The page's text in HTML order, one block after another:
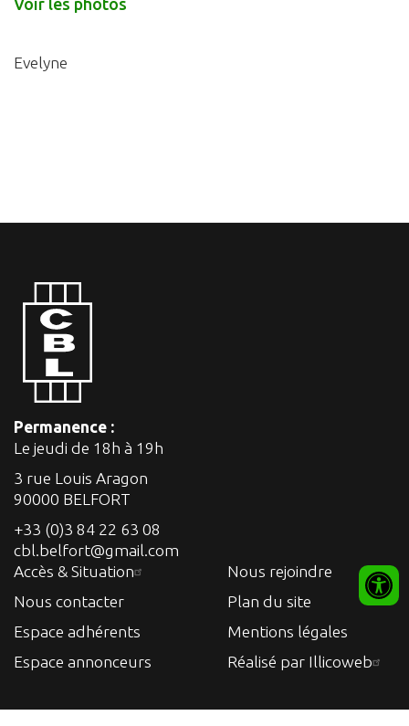
Voir les photos
Evelyne
Permanence :
Le jeudi de 18h à 19h
3 rue Louis Aragon
90000 BELFORT
+33 (0)3 84 22 63 08
cbl.belfort@gmail.com
Accès & Situation
Nous contacter
Espace adhérents
Espace annonceurs
Nous rejoindre
Plan du site
Mentions légales
Réalisé par Illicoweb